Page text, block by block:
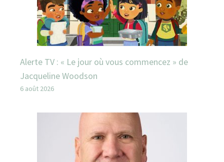
Alerte TV : « Le jour où vous commencez » de
Jacqueline Woodson
6 août 2026